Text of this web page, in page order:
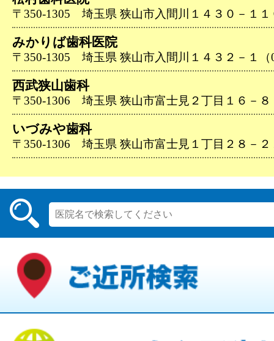
〒350-1305 埼玉県 狭山市入間川１４３０－１１
みかりば歯科医院
〒350-1305 埼玉県 狭山市入間川１４３２－１（
西武狭山歯科
〒350-1306 埼玉県 狭山市富士見２丁目１６－８
いづみや歯科
〒350-1306 埼玉県 狭山市富士見１丁目２８－２